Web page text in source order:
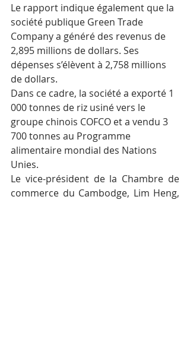
Le rapport indique également que la
société publique Green Trade
Company a généré des revenus de
2,895 millions de dollars. Ses
dépenses s’élèvent à 2,758 millions
de dollars.
Dans ce cadre, la société a exporté 1
000 tonnes de riz usiné vers le
groupe chinois COFCO et a vendu 3
700 tonnes au Programme
alimentaire mondial des Nations
Unies.
Le vice-président de la Chambre de
commerce du Cambodge, Lim Heng,